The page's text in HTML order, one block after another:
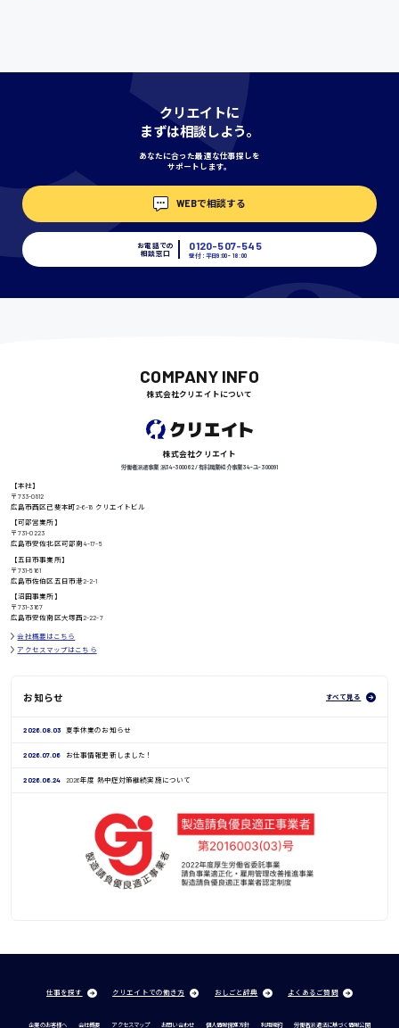
高知県
鳥取県
日給8000円〜
クリエイトに
まずは相談しよう。
あなたに合った最適な仕事探しを
サポートします。
WEBで相談する
お電話での
相談窓口
0120-507-545
受付：平日9:00 - 18:00
COMPANY INFO
株式会社クリエイトについて
株式会社クリエイト
労働者派遣事業 派34-300062 / 有料職業紹介事業 34-ユ-300091
【本社】
〒733-0812
広島市西区己斐本町2-6-18 クリエイトビル
【可部営業所】
〒731-0223
広島市安佐北区可部南4-17-5
【五日市事業所】
〒731-5161
広島市佐伯区五日市港2-2-1
【沼田事業所】
〒731-3167
広島市安佐南区大塚西2-22-7
会社概要はこちら
アクセスマップはこちら
お知らせ すべて見る
2026.08.03 夏季休業のお知らせ
2026.07.06 お仕事情報更新しました！
2026.06.24 2026年度 熱中症対策継続実施について
仕事を探す クリエイトでの働き方 おしごと辞典 よくあるご質問
企業のお客様へ 会社概要 アクセスマップ お問い合わせ 個人情報保護方針 利用規約 労働者派遣法に基づく情報公開